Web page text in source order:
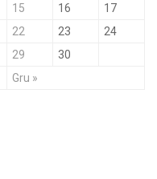
Gru »
15 16
17
22 23
24
29 30